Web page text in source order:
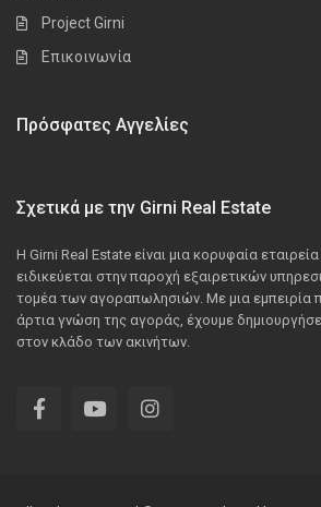
Project Girni
Επικοινωνία
Πρόσφατες Αγγελίες
Σχετικά με την Girni Real Estate
Η Girni Real Estate είναι μια κορυφαία
ειδικεύεται στην παροχή εξαιρετικών
τομέα των αγοραπωλησιών. Με μια εμπειρία
άρτια γνώση της αγοράς, έχουμε
στον κλάδο των ακινήτων.